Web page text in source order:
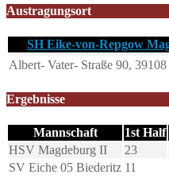
Austragungsort
SH Eike-von-Repgow
Albert- Vater- Straße 90,
Ergebnisse
Mannschaft 1st Half
HSV Magdeburg II
23
SV Eiche 05 Biederitz 11